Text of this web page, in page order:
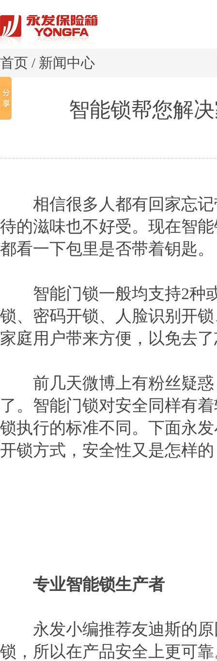
首页 / 新闻中心
智能锁帮您解
相信很多人都有回家忘记
待的滋味也不好受。现在智
都看一下包里是否带着钥匙。
智能门锁一般均支持2种或
锁、密码开锁、人脸识别开
家庭用户带来方便，以免去
前几天微博上有粉丝疑惑
了。智能门锁对安全同样有
锁执行的标准不同。下面永
开锁方式，安全性又是怎样
专业智能锁生产者
永发小编推荐友迪斯的原
锁，所以在产品安全上更可